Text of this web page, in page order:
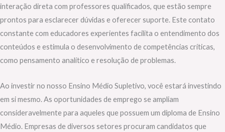
interação direta com professores qualificados, que estão sempre
prontos para esclarecer dúvidas e oferecer suporte. Este contato
constante com educadores experientes facilita o entendimento dos
conteúdos e estimula o desenvolvimento de competências críticas,
como pensamento analítico e resolução de problemas.
Ao investir no nosso Ensino Médio Supletivo, você estará investindo
em si mesmo. As oportunidades de emprego se ampliam
consideravelmente para aqueles que possuem um diploma de Ensino
Médio. Empresas de diversos setores procuram candidatos que